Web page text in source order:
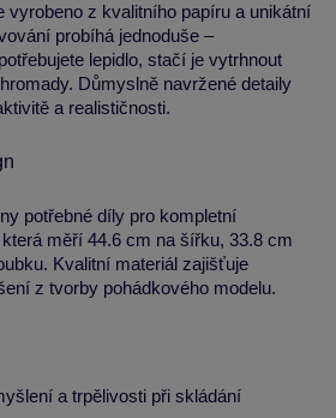
vyrobeno z kvalitního papíru a unikátní
probíhá jednoduše –
lepidlo, stačí je vytrhnout
Důmyslně navržené detaily
a realističnosti.
potřebné díly pro kompletní
měří 44.6 cm na šířku, 33.8 cm
Kvalitní materiál zajišťuje
z tvorby pohádkového modelu.
a trpělivosti při skládání